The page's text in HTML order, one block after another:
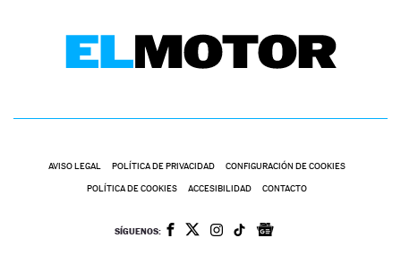
AVISO LEGAL POLÍTICA DE PRIVACIDAD CONFIGURACIÓN DE COOKIES
POLÍTICA DE COOKIES ACCESIBILIDAD CONTACTO
SÍGUENOS: